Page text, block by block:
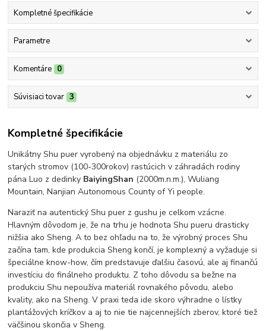
Kompletné špecifikácie
Parametre
Komentáre 0
Súvisiaci tovar 3
Kompletné špecifikácie
Unikátny Shu puer vyrobený na objednávku z materiálu zo
starých stromov (100-300rokov) rastúcich v záhradách rodiny
pána Luo z dedinky BaiyingShan (2000m.n.m.), Wuliang
Mountain, Nanjian Autonomous County of Yi people.
Naraziť na autentický Shu puer z gushu je celkom vzácne.
Hlavným dôvodom je, že na trhu je hodnota Shu pueru drasticky
nižšia ako Sheng. A to bez ohľadu na to, že výrobný proces Shu
začína tam, kde produkcia Sheng končí, je komplexný a vyžaduje si
špeciálne know-how, čím predstavuje ďalšiu časovú, ale aj finančú
investíciu do finálneho produktu. Z toho dôvodu sa bežne na
produkciu Shu nepoužíva materiál rovnakého pôvodu, alebo
kvality, ako na Sheng. V praxi teda ide skoro výhradne o lístky
plantážových kríčkov a aj to nie tie najcennejších zberov, ktoré tiež
väčšinou skončia v Sheng.